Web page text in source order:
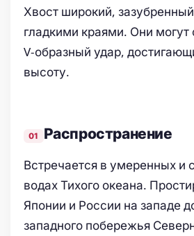
Хвост широкий,
гладкими краями. Они могут
V-образный удар,
высоту.
Распространение
Встречается в умеренных и
водах Тихого океана.
Японии и России на западе
западного побережья